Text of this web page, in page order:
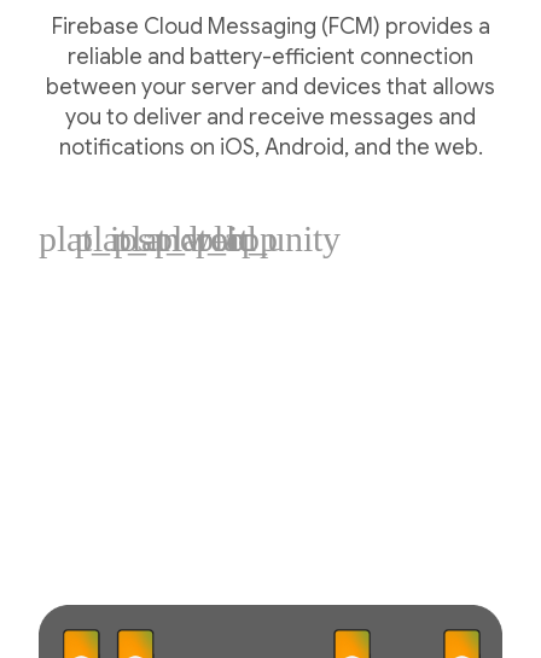
Firebase Cloud Messaging (FCM) provides a
reliable and battery-efficient connection
between your server and devices that allows
you to deliver and receive messages and
notifications on iOS, Android, and the web.
plat_ios
plat_android
plat_web
plat_cpp
plat_unity